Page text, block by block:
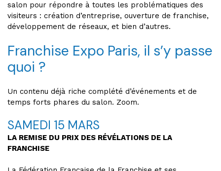
salon pour répondre à toutes les problématiques des
visiteurs : création d’entreprise, ouverture de franchise,
développement de réseaux, et bien d’autres.
Franchise Expo Paris, il s’y passe
quoi ?
Un contenu déjà riche complété d’événements et de
temps forts phares du salon. Zoom.
SAMEDI 15 MARS
LA REMISE DU PRIX DES RÉVÉLATIONS DE LA
FRANCHISE